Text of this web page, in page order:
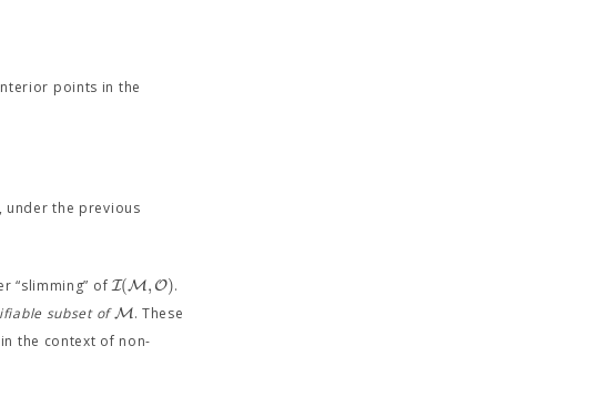
points in the
under the previous
“slimming” ofI(M,O).
subset ofM. These
the context of non-